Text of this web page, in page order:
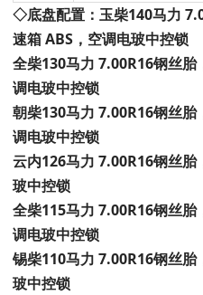
◇底盘配置： 玉柴140马力
速箱 ABS，空调电玻中控锁
全柴130马力 7.00R16钢丝胎
调电玻中控锁
朝柴130马力 7.00R16钢丝
调电玻中控锁
云内126马力 7.00R16钢丝
玻中控锁
全柴115马力 7.00R16钢丝胎
调电玻中控锁
锡柴110马力 7.00R16钢丝
玻中控锁